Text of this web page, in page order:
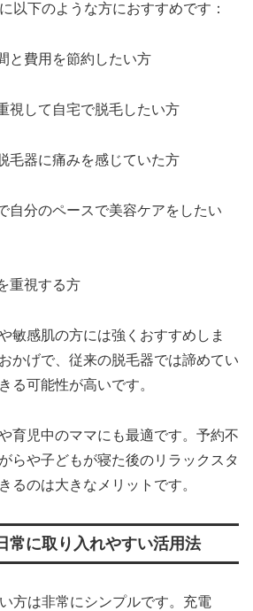
以下のような方におすすめです：
と費用を節約したい方
視して自宅で脱毛したい方
毛器に痛みを感じていた方
自分のペースで美容ケアをしたい
重視する方
敏感肌の方には強くおすすめしま
かげで、従来の脱毛器では諦めてい
る可能性が高いです。
育児中のママにも最適です。予約不
らや子どもが寝た後のリラックスタ
るのは大きなメリットです。
常に取り入れやすい活用法
方は非常にシンプルです。充電